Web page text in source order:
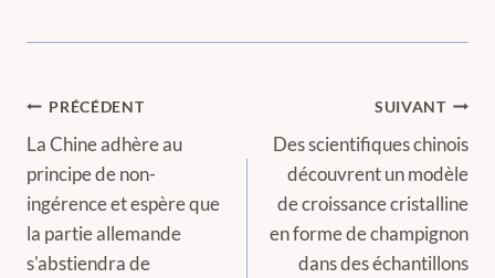
Navigation
de
l’article
PRÉCÉDENT
La Chine adhère au
principe de non-
ingérence et espère que
la partie allemande
s'abstiendra de
SUIVANT
Des scientifiques chinois
découvrent un modèle
de croissance cristalline
en forme de champignon
dans des échantillons